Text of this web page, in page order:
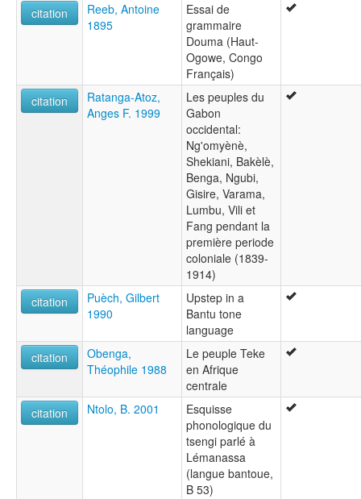
citation
Reeb, Antoine
1895
Essai de
grammaire
Douma (Haut-
Ogowe, Congo
Français)
citation
Ratanga-Atoz,
Anges F. 1999
Les peuples du
Gabon
occidental:
Ng'omyènè,
Shekiani, Bakèlè,
Benga, Ngubi,
Gisire, Varama,
Lumbu, Vili et
Fang pendant la
première periode
coloniale (1839-
1914)
citation
Puèch, Gilbert
1990
Upstep in a
Bantu tone
language
citation
Obenga,
Théophile 1988
Le peuple Teke
en Afrique
centrale
citation
Ntolo, B. 2001
Esquisse
phonologique du
tsengi parlé à
Lémanassa
(langue bantoue,
B 53)